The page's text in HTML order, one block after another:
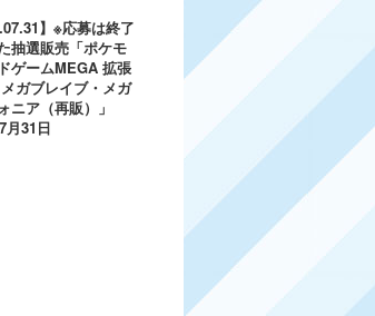
】※応募は終了
抽選販売「ポケモ
ゲームMEGA 拡張
ガブレイブ・メガ
ニア（再販）」
月31日